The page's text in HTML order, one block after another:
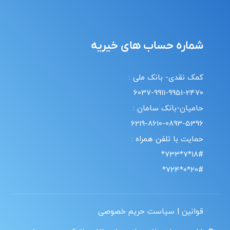
شماره حساب های خیریه
کمک نقدی- بانک ملی :
6037-9911-9951-2470
حامیان-بانک سامان :
6219-8610-0893-5396
حمایت با تلفن همراه :
18#*7*733*
20#*0*724*
قوانین | سیاست حریم خصوصی